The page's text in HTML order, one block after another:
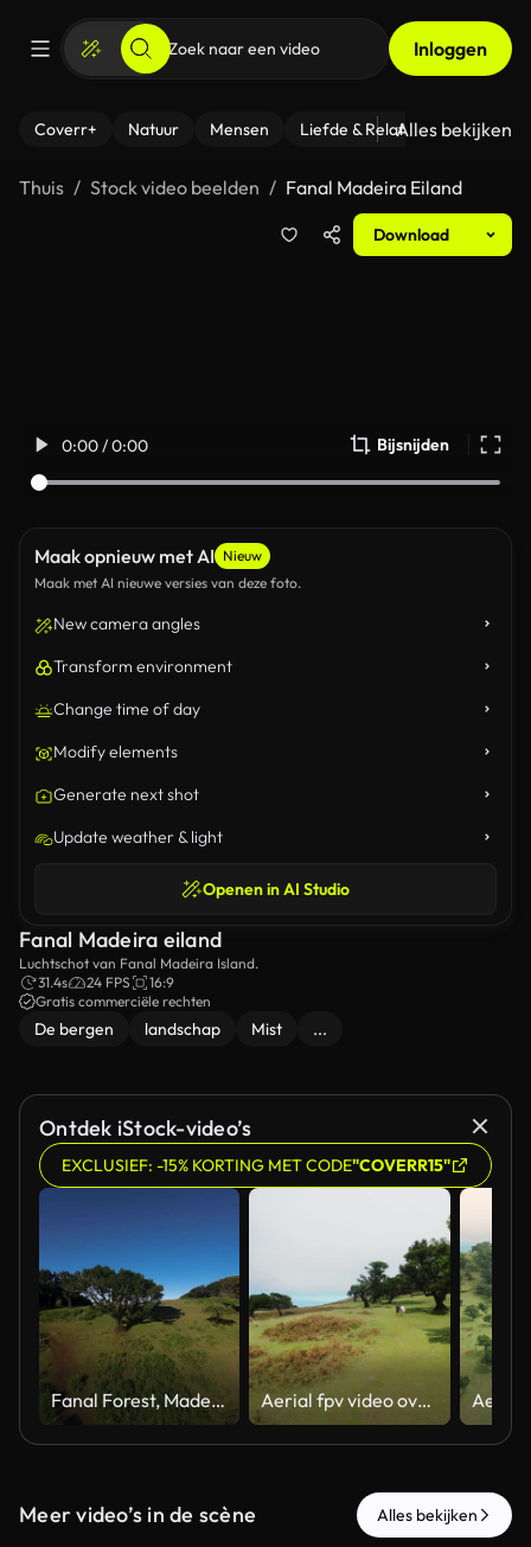
Inloggen
Coverr+ Natuur Mensen Liefde & Relaties - Fitness
Alles bekijken
Thuis Stock video beelden Fanal Madeira Eiland
Download
0:00 / 0:00 Bijsnijden
Maak opnieuw met AI Nieuw
Maak met AI nieuwe versies van deze foto.
New camera angles
Transform environment
Change time of day
Modify elements
Generate next shot
Update weather & light
Openen in AI Studio
Fanal Madeira eiland
Luchtschot van Fanal Madeira Island.
31.4s
24 FPS
16:9
Gratis commerciële rechten
De bergen landschap Mist ...
Ontdek iStock-video’s
EXCLUSIEF: -15% KORTING MET CODE"COVERR15"
Fanal Forest, Madeira, captured from above with an FPV drone, showing the detailed branches of an ancient tree amidst rolling green hills under the sunny, clear sky. Aerial fpv video over Madeira panel forest, Portugal
Meer video’s in de scène Alles bekijken